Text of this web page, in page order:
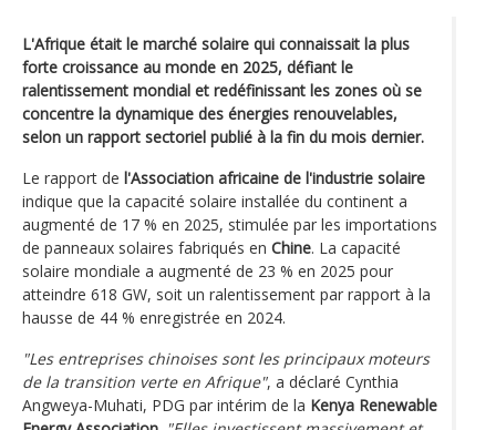
L'Afrique était le marché solaire qui connaissait la plus
forte croissance au monde en 2025, défiant le
ralentissement mondial et redéfinissant les zones où se
concentre la dynamique des énergies renouvelables,
selon un rapport sectoriel publié à la fin du mois dernier.
Le rapport de l'Association africaine de l'industrie solaire
indique que la capacité solaire installée du continent a
augmenté de 17 % en 2025, stimulée par les importations
de panneaux solaires fabriqués en Chine. La capacité
solaire mondiale a augmenté de 23 % en 2025 pour
atteindre 618 GW, soit un ralentissement par rapport à la
hausse de 44 % enregistrée en 2024.
"Les entreprises chinoises sont les principaux moteurs
de la transition verte en Afrique", a déclaré Cynthia
Angweya-Muhati, PDG par intérim de la Kenya Renewable